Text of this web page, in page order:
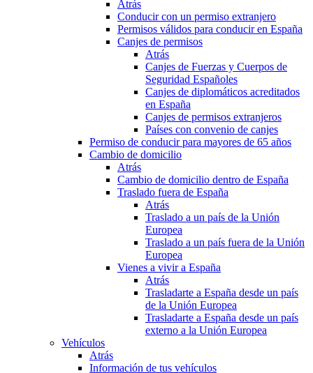
Atrás
Conducir con un permiso extranjero
Permisos válidos para conducir en España
Canjes de permisos
Atrás
Canjes de Fuerzas y Cuerpos de
Seguridad Españoles
Canjes de diplomáticos acreditados
en España
Canjes de permisos extranjeros
Países con convenio de canjes
Permiso de conducir para mayores de 65 años
Cambio de domicilio
Atrás
Cambio de domicilio dentro de España
Traslado fuera de España
Atrás
Traslado a un país de la Unión
Europea
Traslado a un país fuera de la Unión
Europea
Vienes a vivir a España
Atrás
Trasladarte a España desde un país
de la Unión Europea
Trasladarte a España desde un país
externo a la Unión Europea
Vehículos
Atrás
Información de tus vehículos